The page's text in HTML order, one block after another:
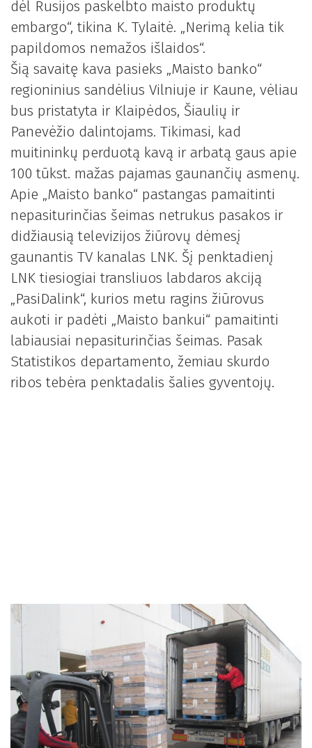
dėl Rusijos paskelbto maisto produktų
embargo“, tikina K. Tylaitė. „Nerimą kelia tik
papildomos nemažos išlaidos“.
Šią savaitę kava pasieks „Maisto banko“
regioninius sandėlius Vilniuje ir Kaune, vėliau
bus pristatyta ir Klaipėdos, Šiaulių ir
Panevėžio dalintojams. Tikimasi, kad
muitininkų perduotą kavą ir arbatą gaus apie
100 tūkst. mažas pajamas gaunančių asmenų.
Apie „Maisto banko“ pastangas pamaitinti
nepasiturinčias šeimas netrukus pasakos ir
didžiausią televizijos žiūrovų dėmesį
gaunantis TV kanalas LNK. Šį penktadienį
LNK tiesiogiai transliuos labdaros akciją
„PasiDalink“, kurios metu ragins žiūrovus
aukoti ir padėti „Maisto bankui“ pamaitinti
labiausiai nepasiturinčias šeimas. Pasak
Statistikos departamento, žemiau skurdo
ribos tebėra penktadalis šalies gyventojų.